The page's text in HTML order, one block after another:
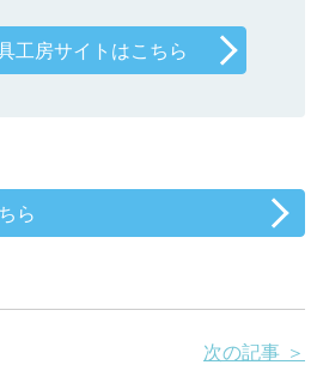
工房サイトはこちら
ら
次の記事 ＞